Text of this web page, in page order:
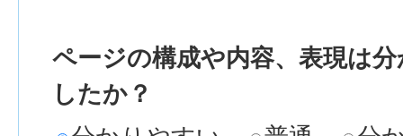
ページの構成や内容、表現は
したか？